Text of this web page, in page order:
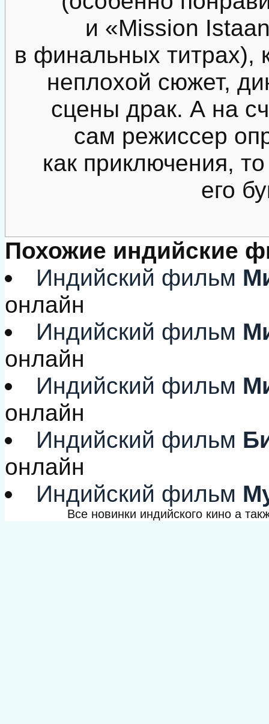
и «Mission
в финальных титрах),
неплохой сюжет,
сцены драк. А на
сам режиссер
как приключения,
его
Похожие индийские
Индийский фильм
онлайн
Индийский фильм
онлайн
Индийский фильм
онлайн
Индийский фильм
онлайн
Индийский фильм
Все новинки индийского кино а